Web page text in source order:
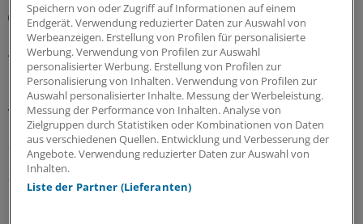
Berufsobergericht für Heilberufe Berlin
Urteil: Kein Maulkorb für Ärzte wegen
Äußerungen zu COVID-Pandemie
Das Berufsobergericht für Heilberufe Berlin kippt den
Rügebescheid einer Ärztekammer, die einem Arzt
vorwirft, er habe die Gefährlichkeit der Corona-
Pandemie unrichtig und verharmlosend dargestellt und
damit seine Berufspflichten verletzt.
27.07.2026
Speichern von oder Zugriff auf Informationen auf einem
Endgerät. Verwendung reduzierter Daten zur Auswahl von
Werbeanzeigen. Erstellung von Profilen für personalisierte
Werbung. Verwendung von Profilen zur Auswahl
personalisierter Werbung. Erstellung von Profilen zur
Personalisierung von Inhalten. Verwendung von Profilen zur
Auswahl personalisierter Inhalte. Messung der Werbeleistung.
Messung der Performance von Inhalten. Analyse von
Zielgruppen durch Statistiken oder Kombinationen von Daten
aus verschiedenen Quellen. Entwicklung und Verbesserung der
Angebote. Verwendung reduzierter Daten zur Auswahl von
Inhalten.
Liste der Partner (Lieferanten)